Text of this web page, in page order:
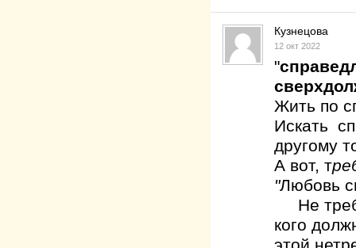
Кузнецова
12 окт 2022
"
Жить по
Искать
другому
А вот, т
"Любовь
Не
кого
этой